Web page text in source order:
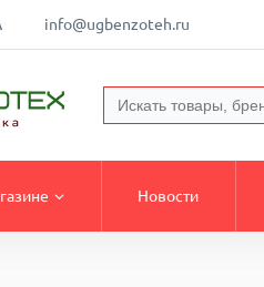
info@ugbenzoteh.ru
Новости